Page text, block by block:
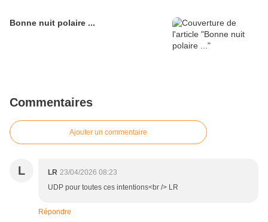
Bonne nuit polaire ...
Commentaires
Ajouter un commentaire
L LR 23/04/2026 08:23
UDP pour toutes ces intentions<br /> LR
Répondre